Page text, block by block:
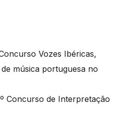
Vozes Ibéricas,
música portuguesa no
Concurso de Interpretação